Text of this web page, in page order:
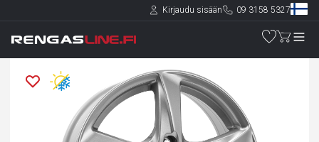
Kirjaudu sisään 09 3158 5327